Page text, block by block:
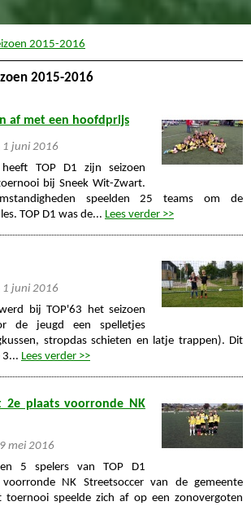
2015-2016
2015-2016
af met een hoofdprijs
juni 2016
TOP D1 zijn seizoen
bij Sneek Wit-Zwart.
speelden 25 teams om de
TOP D1 was de... Lees verder >>
juni 2016
bij TOP'63 het seizoen
de jeugd een spelletjes
stropdas schieten en latje trappen). Dit
3... Lees verder >>
2e plaats voorronde NK
mei 2016
5 spelers van TOP D1
NK Streetsoccer van de gemeente
toernooi speelde zich af op een zonovergoten